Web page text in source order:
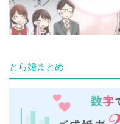
とら婚まとめ